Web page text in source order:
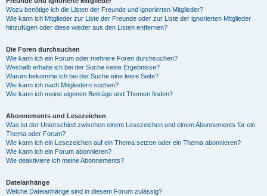
Wozu benötige ich die Listen der Freunde und ignorierten Mitglieder?
Wie kann ich Mitglieder zur Liste der Freunde oder zur Liste der ignorierten Mitglieder
hinzufügen oder diese wieder aus den Listen entfernen?
Die Foren durchsuchen
Wie kann ich ein Forum oder mehrere Foren durchsuchen?
Weshalb erhalte ich bei der Suche keine Ergebnisse?
Warum bekomme ich bei der Suche eine leere Seite?
Wie kann ich nach Mitgliedern suchen?
Wie kann ich meine eigenen Beiträge und Themen finden?
Abonnements und Lesezeichen
Was ist der Unterschied zwischen einem Lesezeichen und einem Abonnements für ein
Thema oder Forum?
Wie kann ich ein Lesezeichen auf ein Thema setzen oder ein Thema abonnieren?
Wie kann ich ein Forum abonnieren?
Wie deaktiviere ich meine Abonnements?
Dateianhänge
Welche Dateianhänge sind in diesem Forum zulässig?